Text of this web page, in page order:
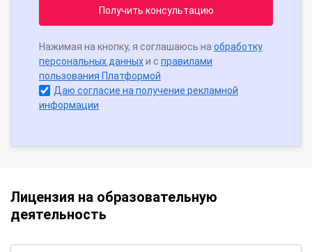
Получить консультацию
Нажимая на кнопку, я соглашаюсь на обработку
персональных данныхи с правилами
пользования Платформой
Даю согласие на получение рекламной
информации
Лицензия на образовательную
деятельность